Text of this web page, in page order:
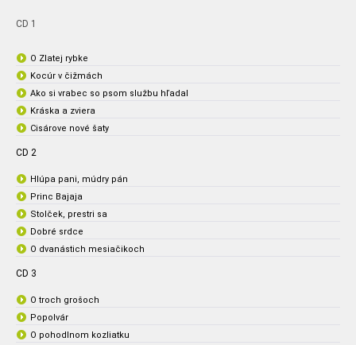
CD 1
O Zlatej rybke
Kocúr v čižmách
Ako si vrabec so psom službu hľadal
Kráska a zviera
Cisárove nové šaty
CD 2
Hlúpa pani, múdry pán
Princ Bajaja
Stolček, prestri sa
Dobré srdce
O dvanástich mesiačikoch
CD 3
O troch grošoch
Popolvár
O pohodlnom kozliatku